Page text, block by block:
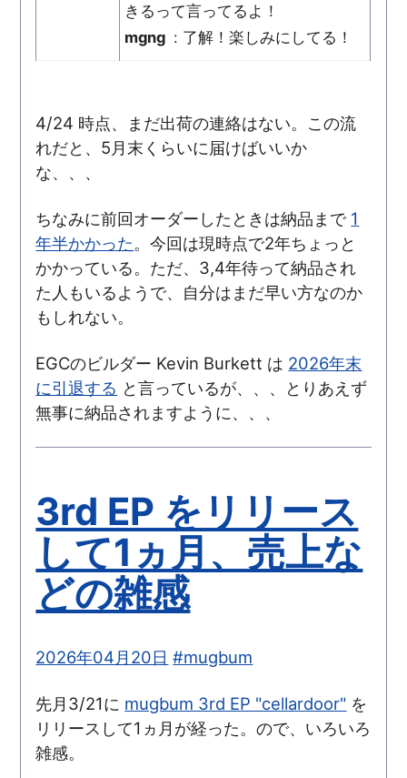
きるって言ってるよ！
mgng : 了解！楽しみにしてる！
4/24 時点、まだ出荷の連絡はない。この流
れだと、5月末くらいに届けばいいか
な、、、
ちなみに前回オーダーしたときは納品まで 1
年半かかった。今回は現時点で2年ちょっと
かかっている。ただ、3,4年待って納品され
た人もいるようで、自分はまだ早い方なのか
もしれない。
EGCのビルダー Kevin Burkett は 2026年末
に引退する と言っているが、、、とりあえず
無事に納品されますように、、、
3rd EP をリリース
して1ヵ月、売上な
どの雑感
2026年04月20日 #mugbum
先月3/21に mugbum 3rd EP "cellardoor" を
リリースして1ヵ月が経った。ので、いろいろ
雑感。